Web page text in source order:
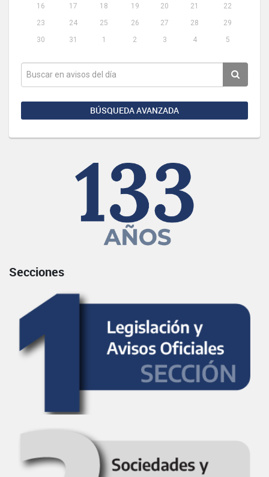
16
17 18 19 20 21
22
23
24 25 26 27 28
29
30
31 1 2 3 4 5
BÚSQUEDA AVANZADA
Secciones